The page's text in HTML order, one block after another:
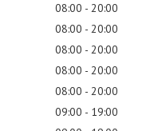
08:00
20:00
08:00
20:00
08:00
20:00
08:00
20:00
08:00
20:00
09:00
19:00